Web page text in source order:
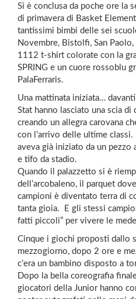
Si è conclusa da poche ore la
di primavera di Basket
tantissimi bimbi delle sei
Novembre, Bistolfi, San
1112 t-shirt colorate con la
SPRING e un cuore rossoblu
PalaFerraris.
Una mattinata iniziata…
Stat hanno lasciato una scia
creando un allegra carovana
con l’arrivo delle ultime
aveva già iniziato da un pezzo
e tifo da stadio.
Quando il palazzetto si è
dell’arcobaleno, il parquet
campioni è diventato terra di
tanta gioia. E gli stessi
fatti piccoli” per vivere le
Cinque i giochi proposti dallo
mezzogiorno, dopo 2 ore e
c’era un bambino disposto a
Dopo la bella coreografia
giocatori della Junior hanno